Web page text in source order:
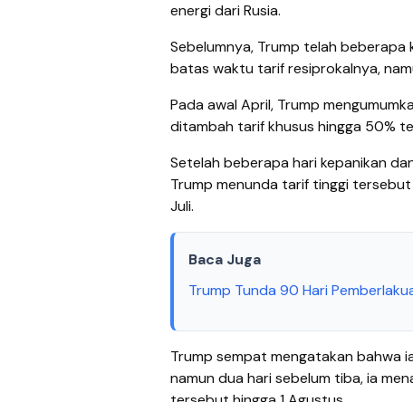
energi dari Rusia.
Sebelumnya, Trump telah
batas waktu tarif resiprokalnya,
Pada awal April, Trump
ditambah tarif khusus hingga 50%
Setelah beberapa hari kepanikan
Trump menunda tarif tinggi
Juli.
Baca Juga
Trump Tunda 90 Hari
Trump sempat mengatakan
namun dua hari sebelum tiba, ia